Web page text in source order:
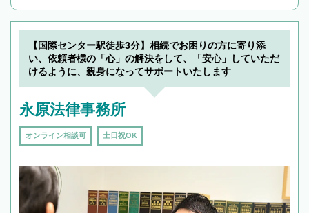
んで検索してみましょう。
19時以降TEL可の条件
を加えて再検索
【国際センター駅徒歩3分】相続でお困りの方に寄り添
い、依頼者様の「心」の解決をして、「安心」していただ
けるように、親身になってサポートいたします
永原法律事務所
オンライン相談可 土日祝OK